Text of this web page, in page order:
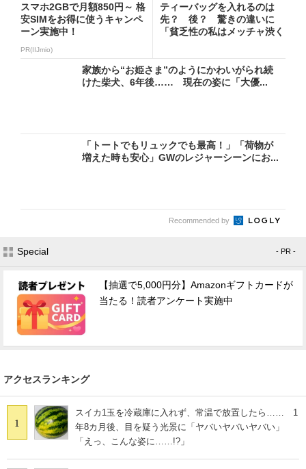
スマホ2GBで月額850円～ 格
安SIMをお得に使うキャンペ
ーン実施中！
PR(IIJmio)
ティーバッグを入れるのは
先？ 後？ 驚きの違いに
「貧乏性の私はメッチャ渋く
家族から“お姫さま”のようにかわいがられ続
けた柴犬、6年後…… 現在の姿に「大優...
「トートでもリュックでも最高！」「荷物が
増えた時も安心」GWのレジャーシーンにお...
Recommended by
Special - PR -
【抽選で5,000円分】Amazonギフトカードが
当たる！読者アンケート実施中
アクセスランキング
1
スイカ1玉を冷蔵庫に入れず、常温で放置したら…… 1
年8カ月後、目を疑う光景に「ヤバいヤバいヤバい」
「えっ、こんな姿に……!?」